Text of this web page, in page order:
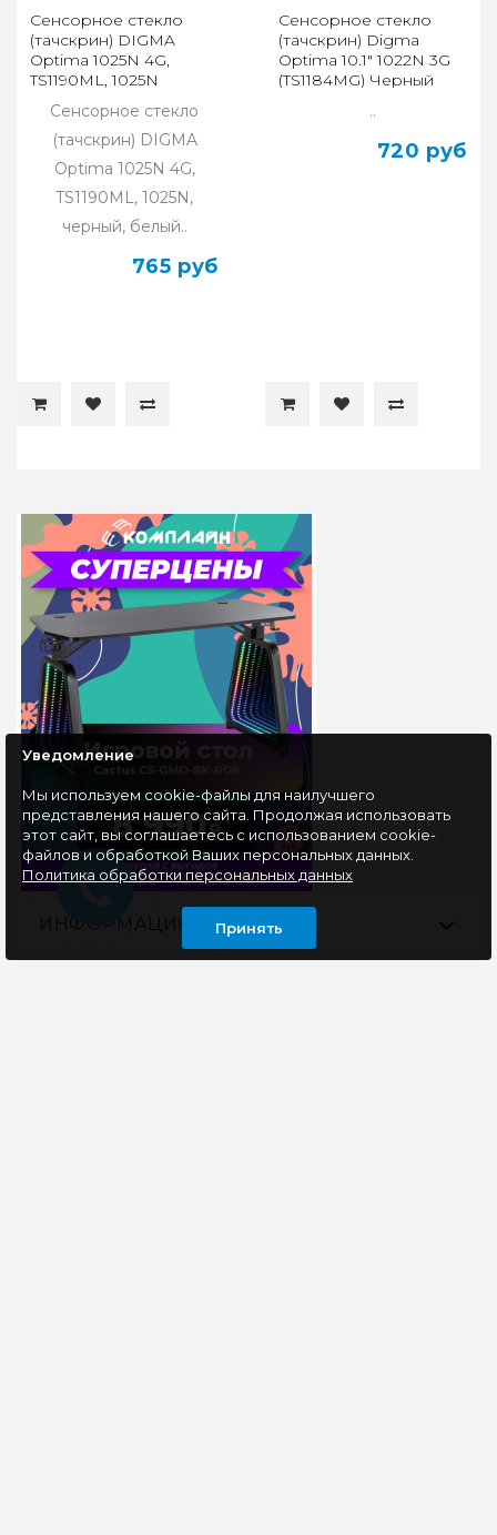
Сенсорное стекло
(тачскрин) DIGMA
Optima 1025N 4G,
TS1190ML, 1025N
Сенсорное стекло
(тачскрин) DIGMA
Optima 1025N 4G,
TS1190ML, 1025N,
черный, белый..
765 руб
Сенсорное стекло
(тачскрин) Digma
Optima 10.1" 1022N 3G
(TS1184MG) Черный
..
720 руб
Уведомление
Мы используем cookie-файлы для наилучшего
представления нашего сайта. Продолжая использовать
этот сайт, вы соглашаетесь с использованием cookie-
файлов и обработкой Ваших персональных данных.
Политика обработки персональных данных
Принять